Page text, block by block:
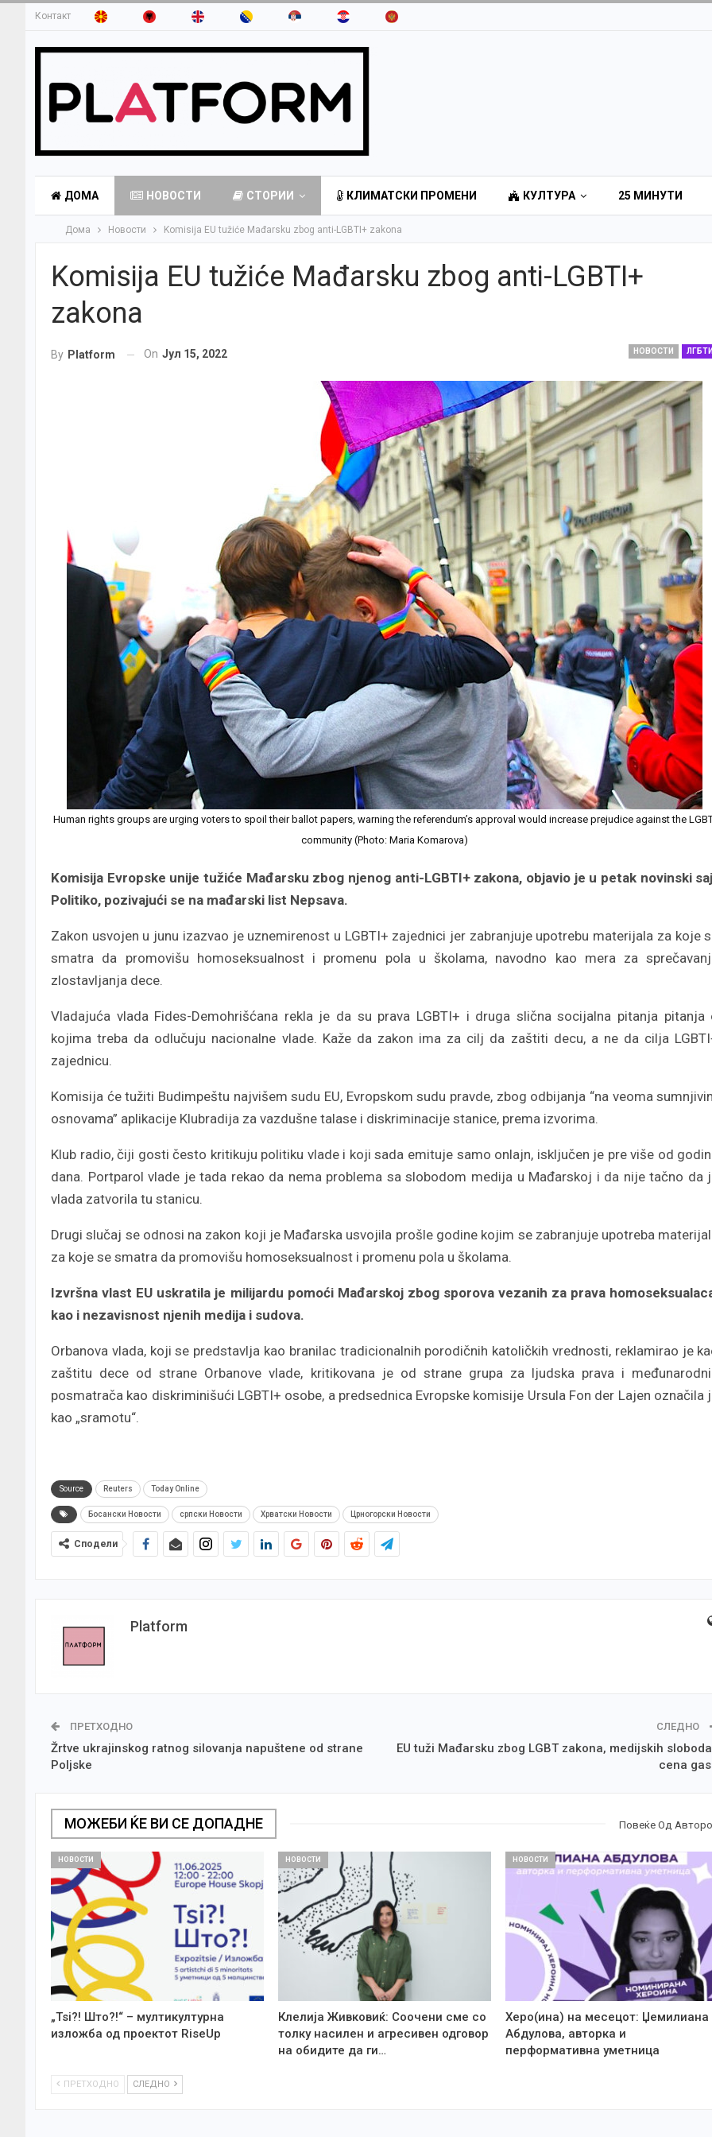
Контакт
ДОМА НОВОСТИ СТОРИИ КЛИМАТСКИ ПРОМЕНИ КУЛТУРА 25 МИНУТИ
Дома Новости Komisija EU tužiće Mađarsku zbog anti-LGBTI+ zakona
Komisija EU tužiće Mađarsku zbog anti-LGBTI+
zakona
НОВОСТИ
By Platform On Јул 15, 2022
Human rights groups are urging voters to spoil their ballot papers, warning the referendum’s approval would increase prejudice against the
community (Photo: Maria Komarova)
Komisija Evropske unije tužiće Mađarsku zbog njenog anti-LGBTI+ zakona, objavio je u petak novinski
Politiko, pozivajući se na mađarski list Nepsava.
Zakon usvojen u junu izazvao je uznemirenost u LGBTI+ zajednici jer zabranjuje upotrebu materijala za koje
smatra da promovišu homoseksualnost i promenu pola u školama, navodno kao mera za
zlostavljanja dece.
Vladajuća vlada Fides-Demohrišćana rekla je da su prava LGBTI+ i druga slična socijalna pitanja pitanja
kojima treba da odlučuju nacionalne vlade. Kaže da zakon ima za cilj da zaštiti decu, a ne da cilja
zajednicu.
Komisija će tužiti Budimpeštu najvišem sudu EU, Evropskom sudu pravde, zbog odbijanja “na veoma
osnovama” aplikacije Klubradija za vazdušne talase i diskriminacije stanice, prema izvorima.
Klub radio, čiji gosti često kritikuju politiku vlade i koji sada emituje samo onlajn, isključen je pre više od
dana. Portparol vlade je tada rekao da nema problema sa slobodom medija u Mađarskoj i da nije tačno da
vlada zatvorila tu stanicu.
Drugi slučaj se odnosi na zakon koji je Mađarska usvojila prošle godine kojim se zabranjuje upotreba
za koje se smatra da promovišu homoseksualnost i promenu pola u školama.
Izvršna vlast EU uskratila je milijardu pomoći Mađarskoj zbog sporova vezanih za prava
kao i nezavisnost njenih medija i sudova.
Orbanova vlada, koji se predstavlja kao branilac tradicionalnih porodičnih katoličkih vrednosti, reklamirao je
zaštitu dece od strane Orbanove vlade, kritikovana je od strane grupa za ljudska prava i
posmatrača kao diskriminišući LGBTI+ osobe, a predsednica Evropske komisije Ursula Fon der Lajen označila
kao „sramotu“.
Source Reuters Today Online
Босански Новости српски Новости Хрватски Новости Црногорски Новости
Сподели
Platform
ПРЕТХОДНО
Žrtve ukrajinskog ratnog silovanja napuštene od strane
Poljske
СЛЕДНО
EU tuži Mađarsku zbog LGBT zakona, medijskih
cena
МОЖЕБИ ЌЕ ВИ СЕ ДОПАДНЕ Повеќе Од
НОВОСТИ
„Tsi?! Што?!“ – мултикултурна
изложба од проектот RiseUp
НОВОСТИ
Клелија Живковиќ: Соочени сме со
толку насилен и агресивен одговор
на обидите да ги…
НОВОСТИ
Херо(ина) на месецот: Џемилиана
Абдулова, авторка и
перформативна уметница
ПРЕТХОДНО СЛЕДНО